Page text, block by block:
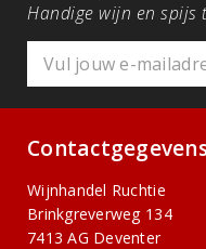
Handige wijn en spijs
Wijnhandel Ruchtie
Brinkgreverweg 134
7413 AG Deventer